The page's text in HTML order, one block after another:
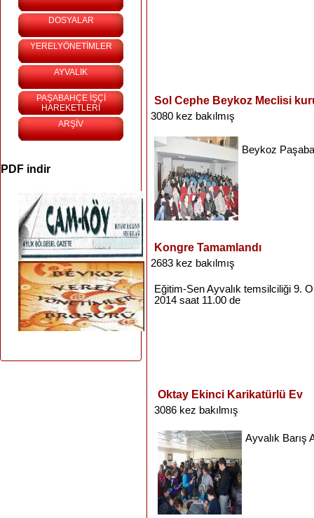
DOSYALAR
YERELYÖNETİMLER
AYVALIK
PAŞABAHÇE İŞÇİ
HAREKETLERİ
ARŞİV
PDF indir
Sol Cephe Beykoz Meclisi
3080 kez bakılmış
Beykoz
Kongre Tamamlandı
2683 kez bakılmış
Eğitim-SenAyvalık temsilciliği 9.
2014 saat 11.00 de
Oktay Ekinci Karikatürlü Ev
3086 kez bakılmış
Ayvalık Barış